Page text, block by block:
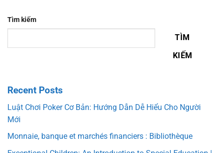
Tìm kiếm
TÌM
KIẾM
Recent Posts
Luật Chơi Poker Cơ Bản: Hướng Dẫn Dễ Hiểu Cho Người
Mới
Monnaie, banque et marchés financiers : Bibliothèque